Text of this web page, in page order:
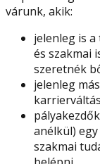
várunk, akik:
jelenleg is
és szakmai
szeretnék
jelenleg
anélkül)
szakmai